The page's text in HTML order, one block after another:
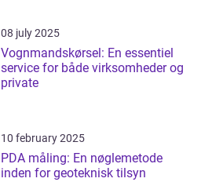
08 july 2025
Vognmandskørsel: En essentiel
service for både virksomheder og
private
10 february 2025
PDA måling: En nøglemetode
inden for geoteknisk tilsyn